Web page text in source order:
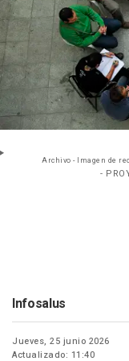
Archivo - Imagen de
-
Infosalus
Jueves, 25 junio 2026
Actualizado: 11:40